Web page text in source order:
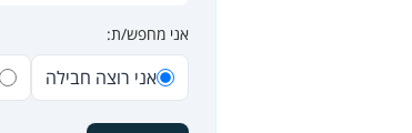
אני מחפש/ת:
אני רוצה חבילה